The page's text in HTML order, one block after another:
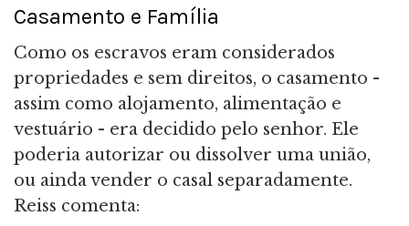
Casamento e Família
Como os escravos eram considerados
propriedades e sem direitos, o casamento -
assim como alojamento, alimentação e
vestuário - era decidido pelo senhor. Ele
poderia autorizar ou dissolver uma união,
ou ainda vender o casal separadamente.
Reiss comenta: